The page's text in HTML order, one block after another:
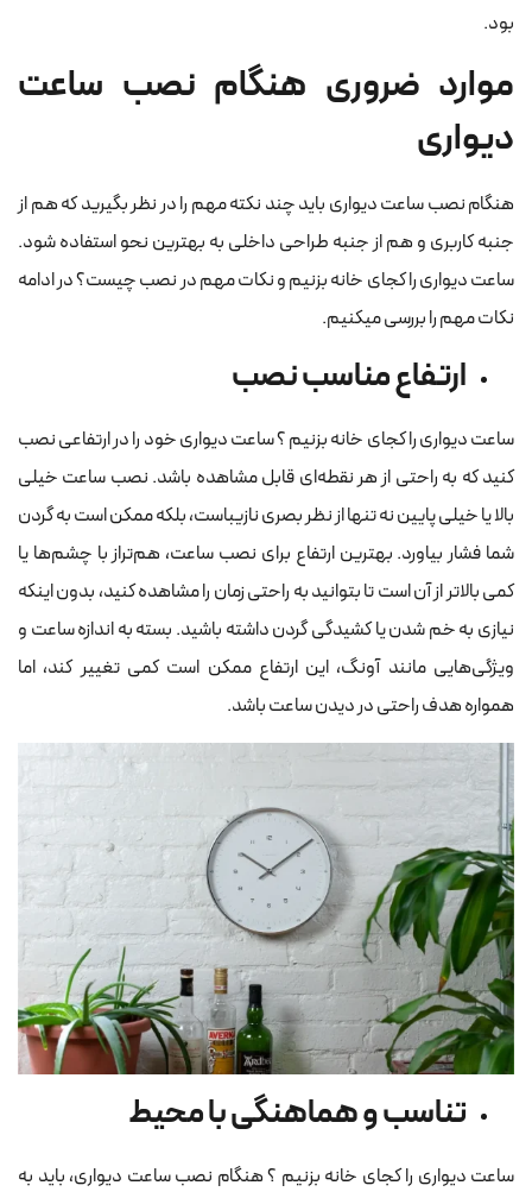
بود.
موارد ضروری هنگام نصب ساعت
دیواری
هنگام نصب ساعت دیواری باید چند نکته مهم را در نظر بگیرید که هم از
جنبه‌ کاربری و هم از جنبه‌ طراحی داخلی به بهترین نحو استفاده شود.
ساعت دیواری را کجای خانه بزنیم و نکات مهم در نصب چیست؟ در ادامه
نکات مهم را بررسی میکنیم.
ارتفاع مناسب نصب
ساعت دیواری را کجای خانه بزنیم ؟ ساعت دیواری خود را در ارتفاعی نصب
کنید که به راحتی از هر نقطه‌ای قابل مشاهده باشد. نصب ساعت خیلی
بالا یا خیلی پایین نه تنها از نظر بصری نازیباست، بلکه ممکن است به گردن
شما فشار بیاورد. بهترین ارتفاع برای نصب ساعت، هم‌تراز با چشم‌ها یا
کمی بالاتر از آن است تا بتوانید به راحتی زمان را مشاهده کنید، بدون اینکه
نیازی به خم شدن یا کشیدگی گردن داشته باشید. بسته به اندازه ساعت و
ویژگی‌هایی مانند آونگ، این ارتفاع ممکن است کمی تغییر کند، اما
همواره هدف راحتی در دیدن ساعت باشد.
تناسب و هماهنگی با محیط
ساعت دیواری را کجای خانه بزنیم ؟ هنگام نصب ساعت دیواری، باید به